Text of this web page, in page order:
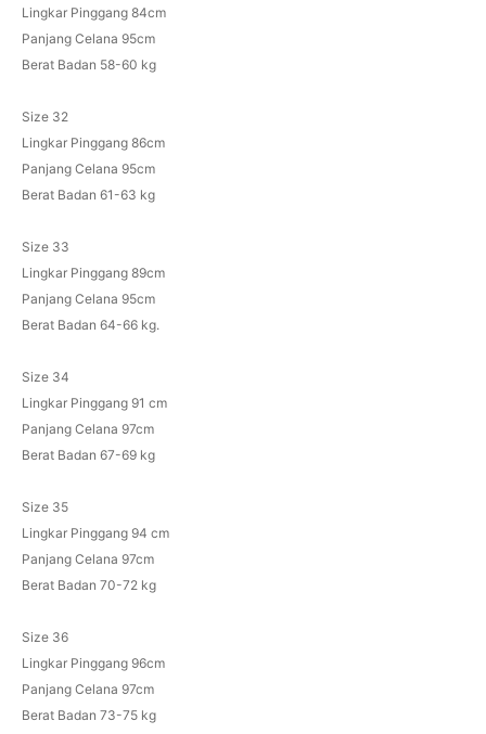
Lingkar Pinggang 84cm
Panjang Celana 95cm
Berat Badan 58-60 kg
Size 32
Lingkar Pinggang 86cm
Panjang Celana 95cm
Berat Badan 61-63 kg
Size 33
Lingkar Pinggang 89cm
Panjang Celana 95cm
Berat Badan 64-66 kg.
Size 34
Lingkar Pinggang 91 cm
Panjang Celana 97cm
Berat Badan 67-69 kg
Size 35
Lingkar Pinggang 94 cm
Panjang Celana 97cm
Berat Badan 70-72 kg
Size 36
Lingkar Pinggang 96cm
Panjang Celana 97cm
Berat Badan 73-75 kg